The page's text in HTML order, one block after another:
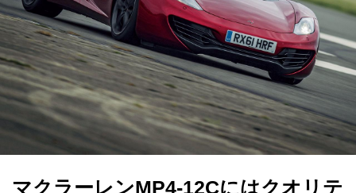
マクラーレンMP4-12Cにはクオリテ